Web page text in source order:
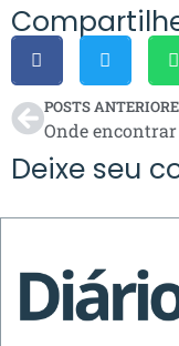
POSTS
Deixe seu